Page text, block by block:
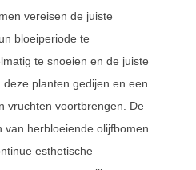
vereisen de juiste
bloeiperiode te
te snoeien en de juiste
planten gedijen en een
vruchten voortbrengen. De
herbloeiende olijfbomen
esthetische